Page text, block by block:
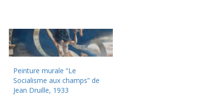
Peinture murale “Le
Socialisme aux champs” de
Jean Druille, 1933